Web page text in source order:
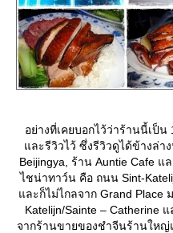
อย่างที่เคยบอกไว้ว่าร้านนี้เป็
ละรีวิวไว้ ซึ่งรีวิวดูได้ข้างล่า
Beijingya, ร้าน Auntie Cafe
ไชน่าทาว์น คือ ถนน Sint-
ละก็ไม่ไกลจาก Grand Place
Katelijn/Sainte – Catherine
จากร้านขายของชำจีนร้านใหญ่